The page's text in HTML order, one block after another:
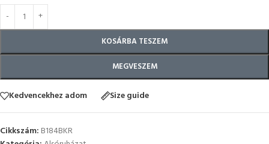
KOSÁRBA TESZEM
MEGVESZEM
Kedvencekhez adom Size guide
Cikkszám: B184BKR